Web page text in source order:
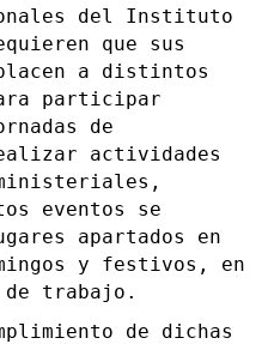
del Instituto
que sus
a distintos
participar
de
actividades
eventos se
apartados en
y festivos, en
trabajo.
de dichas